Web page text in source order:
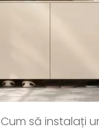
Cum să instalați